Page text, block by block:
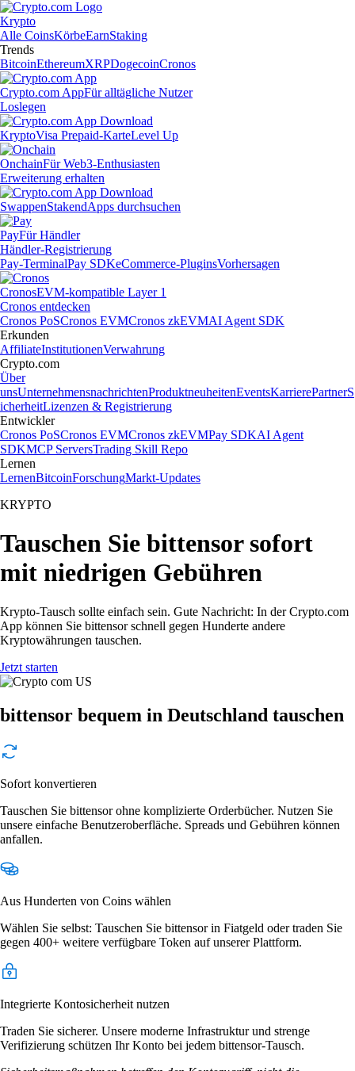
Krypto
Alle CoinsKörbeEarnStaking
Trends
BitcoinEthereumXRPDogecoinCronos
Crypto.com AppFür alltägliche Nutzer
Loslegen
KryptoVisa Prepaid-KarteLevel Up
OnchainFür Web3-Enthusiasten
Erweiterung erhalten
SwappenStakendApps durchsuchen
PayFür Händler
Händler-Registrierung
Pay-TerminalPay SDKeCommerce-PluginsVorhersagen
CronosEVM-kompatible Layer 1
Cronos entdecken
Cronos PoSCronos EVMCronos zkEVMAI Agent SDK
Erkunden
AffiliateInstitutionenVerwahrung
Crypto.com
Über
unsUnternehmensnachrichtenProduktneuheitenEventsKarrierePartnerS
icherheitLizenzen & Registrierung
Entwickler
Cronos PoSCronos EVMCronos zkEVMPay SDKAI Agent
SDKMCP ServersTrading Skill Repo
Lernen
LernenBitcoinForschungMarkt-Updates
KRYPTO
Tauschen Sie bittensor sofort
mit niedrigen Gebühren
Krypto-Tausch sollte einfach sein. Gute Nachricht: In der Crypto.com
App können Sie bittensor schnell gegen Hunderte andere
Kryptowährungen tauschen.
Jetzt starten
bittensor bequem in Deutschland tauschen
Sofort konvertieren
Tauschen Sie bittensor ohne komplizierte Orderbücher. Nutzen Sie
unsere einfache Benutzeroberfläche. Spreads und Gebühren können
anfallen.
Aus Hunderten von Coins wählen
Wählen Sie selbst: Tauschen Sie bittensor in Fiatgeld oder traden Sie
gegen 400+ weitere verfügbare Token auf unserer Plattform.
Integrierte Kontosicherheit nutzen
Traden Sie sicherer. Unsere moderne Infrastruktur und strenge
Verifizierung schützen Ihr Konto bei jedem bittensor-Tausch.